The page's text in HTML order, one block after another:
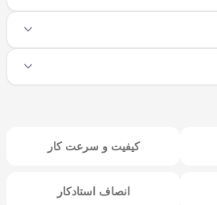
کیفیت و سرعت کار
انصاف استادکار